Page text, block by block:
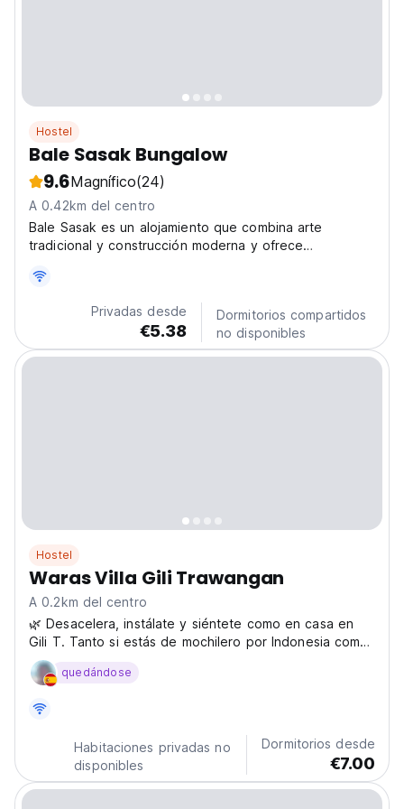
Hostel
Bale Sasak Bungalow
9.6Magnífico(24)
A 0.42km del centro
Bale Sasak es un alojamiento que combina arte
tradicional y construcción moderna y ofrece
Privadas desde
€5.38
Dormitorios compartidos
no disponibles
Hostel
Waras Villa Gili Trawangan
A 0.2km del centro
🌿 Desacelera, instálate y siéntete como en casa en
Gili T. Tanto si estás de mochilero por Indonesia como
si te tomas un descanso de la carretera, nuestro
acogedor hostal isleño es tu refugio de paz en el
quedándose
Habitaciones privadas no
disponibles
Dormitorios desde
€7.00